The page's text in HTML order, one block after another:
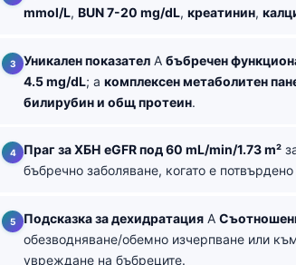
mmol/L, BUN 7-20 mg/dL, креатинин,
Уникален показател A бъбречен
4.5 mg/dL; a комплексен метаболитен
билирубин и общ протеин.
Праг за ХБН eGFR под 60 mL/min/1.73 m²
бъбречно заболяване, когато е
Подсказка за дехидратация A
обезводняване/обемно изчерпване или
увреждане на бъбреците.